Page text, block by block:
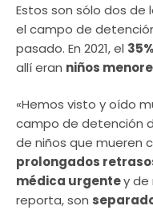
Estos son sólo dos de
el campo de
pasado. En 2021, el 35%
allí eran niños
«Hemos visto y oído
campo de detención
de niños que mueren
prolongados
médica urgentey de
reporta, son